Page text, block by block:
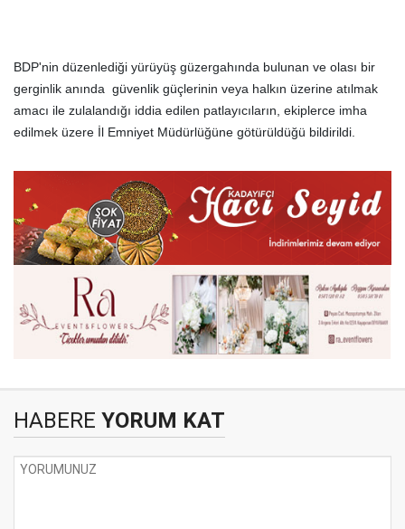
BDP'nin düzenlediği yürüyüş güzergahında bulunan ve olası bir
gerginlik anında güvenlik güçlerinin veya halkın üzerine atılmak
amacı ile zulalandığı iddia edilen patlayıcıların, ekiplerce imha
edilmek üzere İl Emniyet Müdürlüğüne götürüldüğü bildirildi.
HABERE YORUM KAT